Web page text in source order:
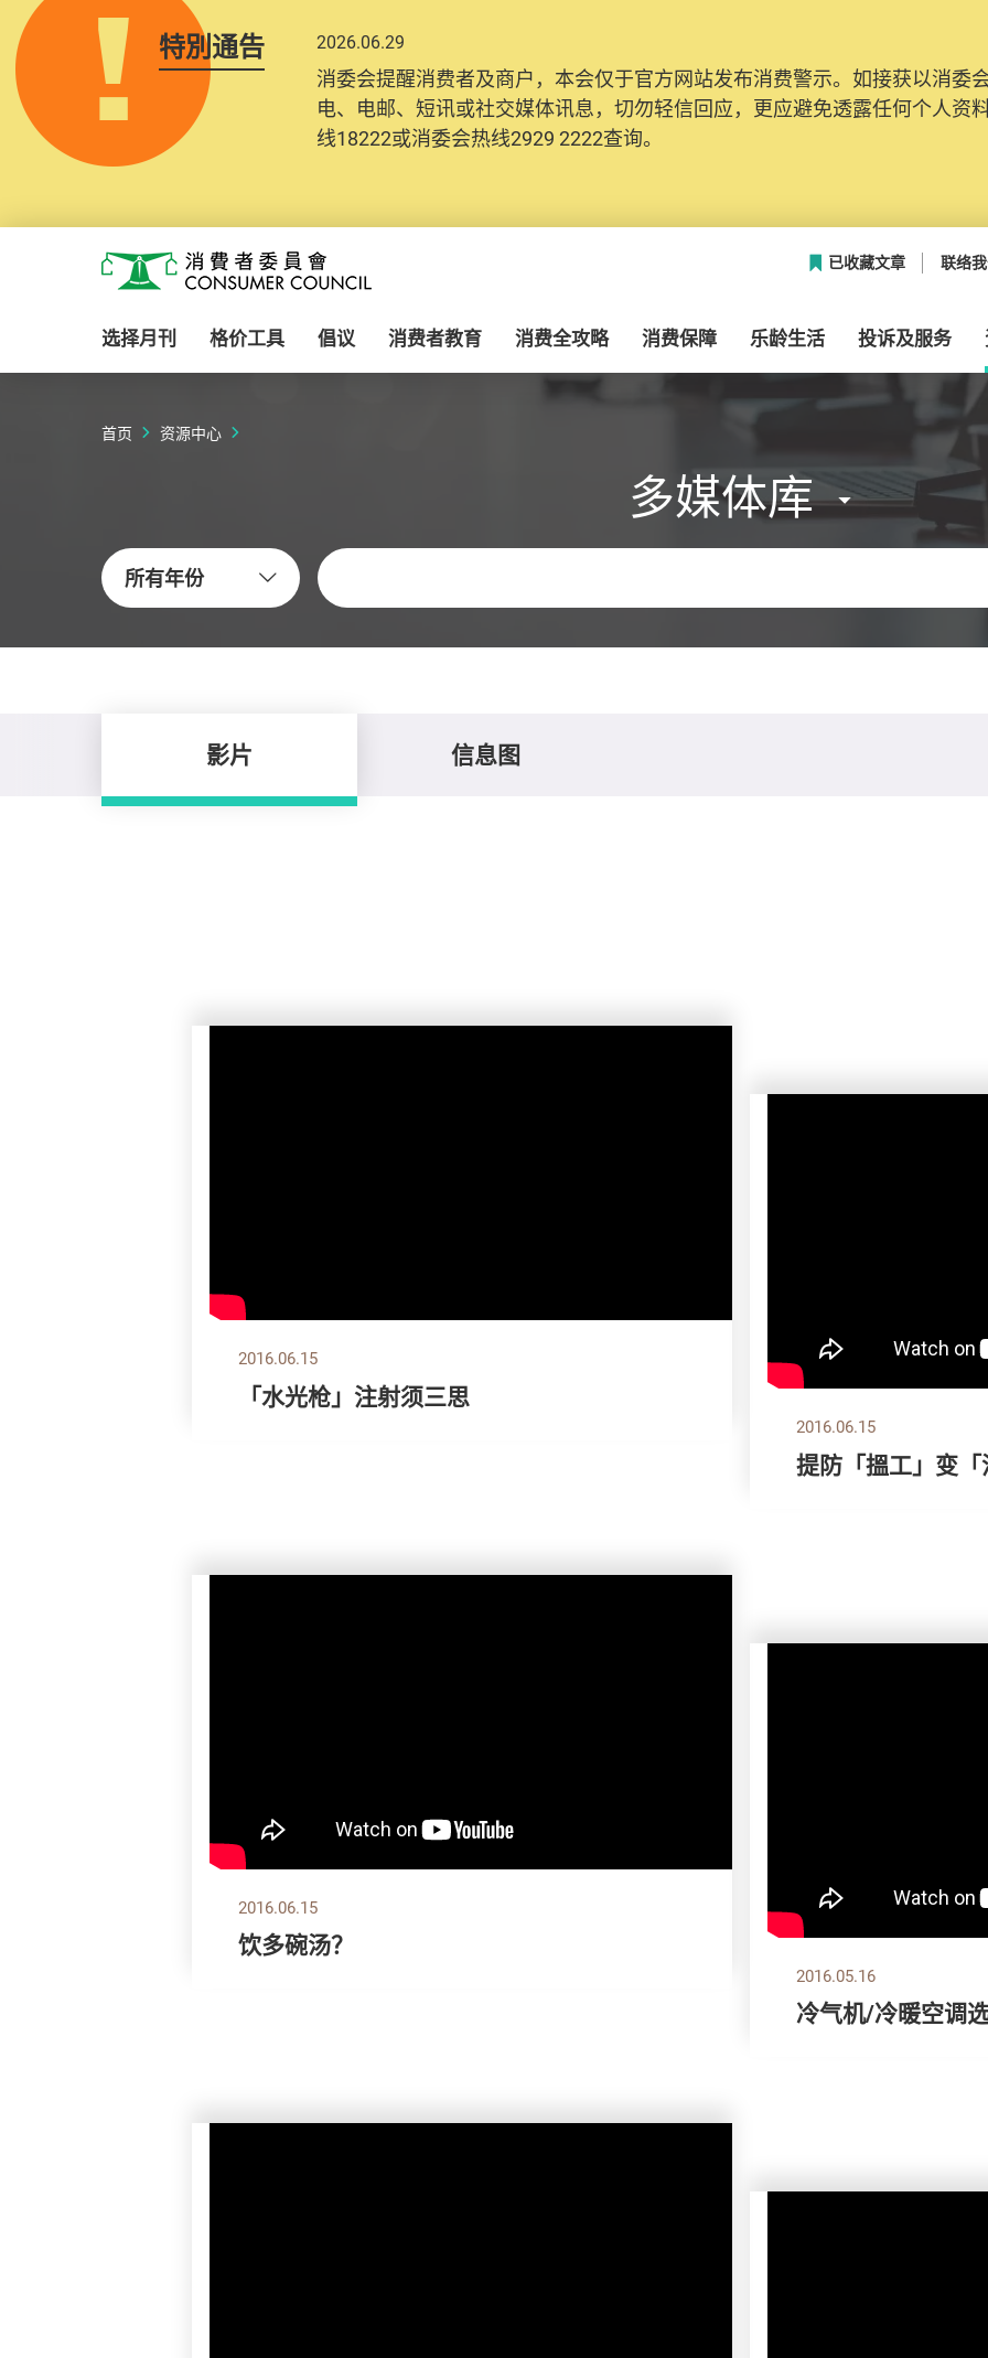
特別通告 2026.06.29
消委会提醒消费者及商户，本会仅于官方网站发布消费警示。如接获以消委
电、电邮、短讯或社交媒体讯息，切勿轻信回应，更应避免透露任何个人资
线18222或消委会热线2929 2222查询。
2025.10.31
为提升使用者体验及网络安全，本会的投诉处理系统已经进行升级及推出
消费者需要提供基本联络资料（包括姓名、电邮及电话）注册帐户，才可提
纪录将清晰整合于帐户中，方便日后作出跟进。
消费者委员会
已收藏文章 联络
选择月刊 格价工具 倡议 消费者教育 消费全攻略 消费保障 乐龄生活 投诉及服务
首页 资源中心
多媒体库
所有年份
关键字
影片 信息图
2016.06.15
「水光枪」注射须三思
2016.06.15
提防「搵工」变
2016.06.15
饮多碗汤？
2016.05.16
冷气机/冷暖空调